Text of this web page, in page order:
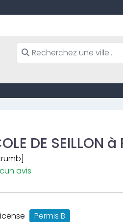
DE SEILLON à
avis
Permis B